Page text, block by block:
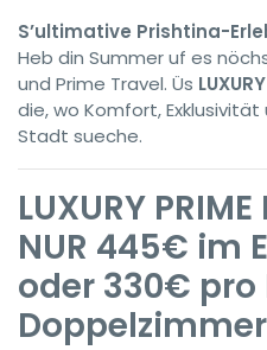
S’ultimative Prishtina-
Heb din Summer uf es
und Prime Travel. Üs
die, wo Komfort,
Stadt sueche.
LUXURY
NUR 445€ im
oder 330€ pro
Doppelzimmer